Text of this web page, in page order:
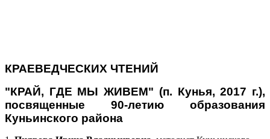
КРАЕВЕДЧЕСКИХ ЧТЕНИЙ
"КРАЙ, ГДЕ МЫ ЖИВЕМ" (п. Кунья, 2017 г.),
посвященные 90-летию образования
Куньинского района